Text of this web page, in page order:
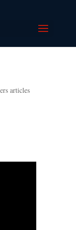
articles